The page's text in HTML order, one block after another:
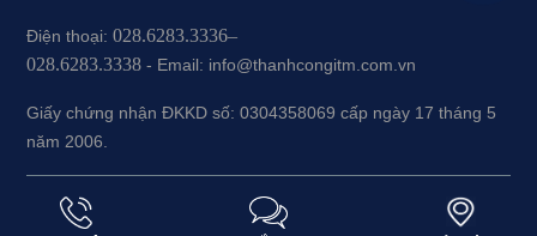
Điện thoại:028.6283.3336–
028.6283.3338 - Email: info@thanhcongitm.com.vn
Giấy chứng nhận ĐKKD số: 0304358069 cấp ngày 17 tháng 5
năm 2006.